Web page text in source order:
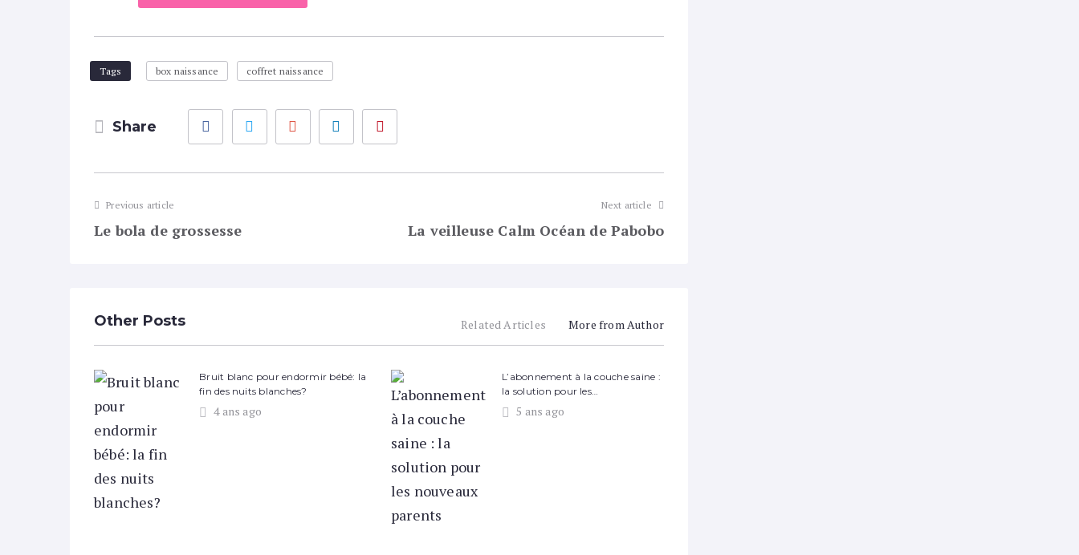
Tags box naissance coffret naissance
Share
FacebookTwitter Google+ LinkedIn
Previous article
Le bola de grossesse
Next article
La veilleuse Calm Océan de Pabobo
Other Posts Related Articles More from Author
Bruit blanc pour endormir bébé: la
fin des nuits blanches?
4 ans ago
L’abonnement à la couche saine :
la solution pour les…
5 ans ago